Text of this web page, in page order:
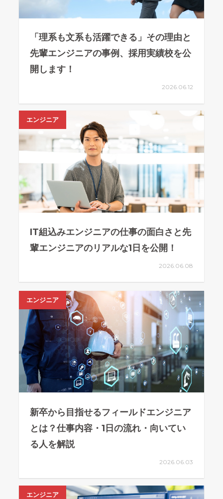
「理系も文系も活躍できる」その理由と
先輩エンジニアの事例、採用実績校を公
開します！
2026.06.12
エンジニア
IT組込みエンジニアの仕事の面白さと先
輩エンジニアのリアルな1日を公開！
2026.06.08
エンジニア
新卒から目指せるフィールドエンジニア
とは？仕事内容・1日の流れ・向いてい
る人を解説
2026.06.03
エンジニア